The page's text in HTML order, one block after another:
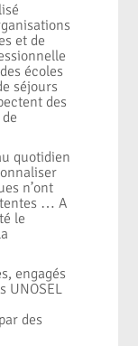
et de
écoles
séjours
des
quotidien
n’ont
… A
le
engagés
UNOSEL
des